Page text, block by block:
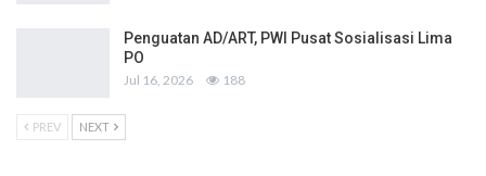
Penguatan AD/ART, PWI Pusat Sosialisasi Lima
PO
Jul 16, 2026 188
PREV NEXT